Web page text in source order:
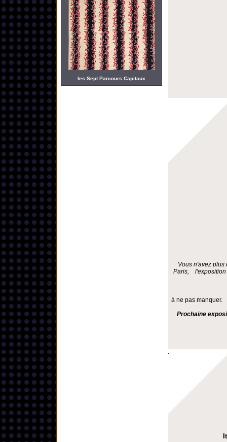
les Sept Parcours Capitaux
Vous n'avez plus
Paris, l'exposition
à ne pas manquer.
Prochaine